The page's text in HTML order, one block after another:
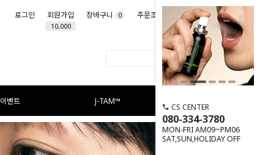
로그인 회원가입
10,000
장바구니 0 주문조회 마이페이지
이벤트 J-TAM™
CS CENTER
080-334-3780
MON-FRI AM09~PM06
SAT,SUN,HOLIDAY OFF